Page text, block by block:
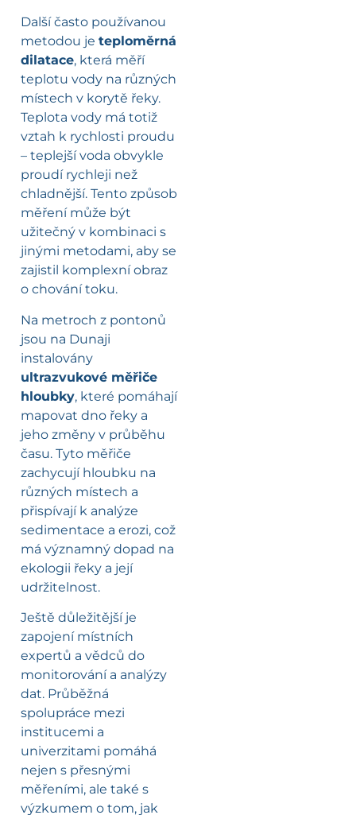
Další často používanou
metodou je teploměrná
dilatace, která měří
teplotu vody na různých
místech v korytě řeky.
Teplota vody má totiž
vztah k rychlosti proudu
– teplejší voda obvykle
proudí rychleji než
chladnější. Tento způsob
měření může být
užitečný v kombinaci s
jinými metodami, aby se
zajistil komplexní obraz
o chování toku.
Na metroch z pontonů
jsou na Dunaji
instalovány
ultrazvukové měřiče
hloubky, které pomáhají
mapovat dno řeky a
jeho změny v průběhu
času. Tyto měřiče
zachycují hloubku na
různých místech a
přispívají k analýze
sedimentace a erozi, což
má významný dopad na
ekologii řeky a její
udržitelnost.
Ještě důležitější je
zapojení místních
expertů a vědců do
monitorování a analýzy
dat. Průběžná
spolupráce mezi
institucemi a
univerzitami pomáhá
nejen s přesnými
měřeními, ale také s
výzkumem o tom, jak